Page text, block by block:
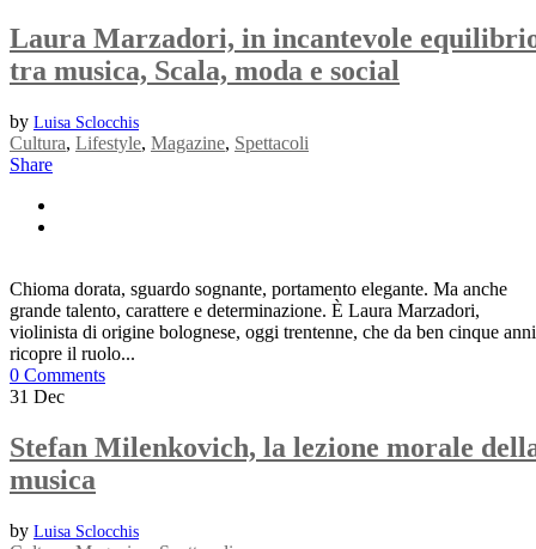
Laura Marzadori, in incantevole
tra musica, Scala, moda e social
by Luisa Sclocchis
Cultura, Lifestyle, Magazine, Spettacoli
Share
Chioma dorata, sguardo sognante, portamento elegante. Ma anche
grande talento, carattere e determinazione. È Laura Marzadori,
violinista di origine bolognese, oggi trentenne, che da ben cinque anni
ricopre il ruolo...
0 Comments
31 Dec
Stefan Milenkovich, la lezione morale
musica
by Luisa Sclocchis